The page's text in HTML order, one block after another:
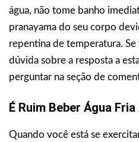
água, não tome banho
pranayama do seu corpo
repentina de temperatura.
dúvida sobre a resposta a
perguntar na seção de
É Ruim Beber Água
Quando você está se